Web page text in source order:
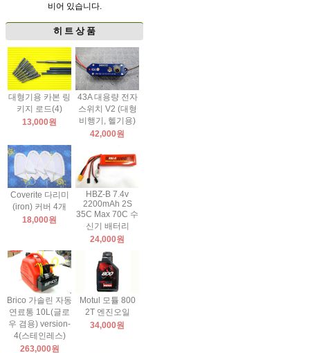
비어 있습니다.
히 트 상 품
대형기용 카본 링
키지 로드(4)
13,000원
43A 대용량 전자
스위치 V2 (대형
비행기, 헬기용)
42,000원
Coverite 다리미
(iron) 커버 4개
18,000원
HBZ-B 7.4v
2200mAh 2S
35C Max 70C 수
신기 배터리
24,000원
Brico 가솔린 자동
연료통 10L(글로
우 겸용) version-
4(스테인레스)
263,000원
Motul 모튤 800
2T 엔진오일
34,000원